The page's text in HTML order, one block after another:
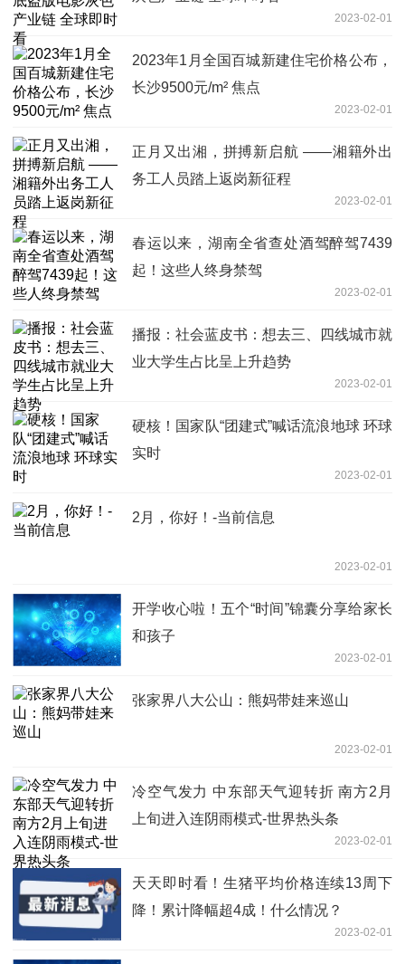
2023-02-01
2023年1月全国百城新建住宅价格公布，
长沙9500元/m² 焦点
2023-02-01
正月又出湘，拼搏新启航 ——湘籍外出
务工人员踏上返岗新征程
2023-02-01
春运以来，湖南全省查处酒驾醉驾7439
起！这些人终身禁驾
2023-02-01
播报：社会蓝皮书：想去三、四线城市就
业大学生占比呈上升趋势
2023-02-01
硬核！国家队“团建式”喊话流浪地球 环球
实时
2023-02-01
2月，你好！-当前信息
2023-02-01
开学收心啦！五个“时间”锦囊分享给家长
和孩子
2023-02-01
张家界八大公山：熊妈带娃来巡山
2023-02-01
冷空气发力 中东部天气迎转折 南方2月
上旬进入连阴雨模式-世界热头条
2023-02-01
天天即时看！生猪平均价格连续13周下
降！累计降幅超4成！什么情况？
2023-02-01